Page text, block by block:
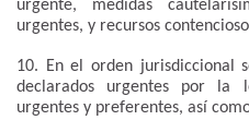
urgente, medidas
urgentes, y recursos
10. En el orden jurisdiccional
declarados urgentes por la
urgentes y preferentes, así como